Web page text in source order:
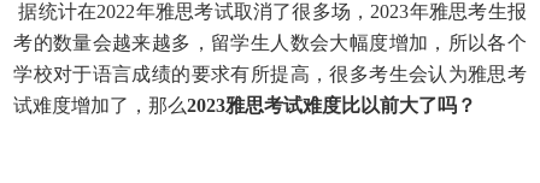
据统计在2022年雅思考试取消了很多场，2023年雅思考生报
考的数量会越来越多，留学生人数会大幅度增加，所以各个
学校对于语言成绩的要求有所提高，很多考生会认为雅思考
试难度增加了，那么2023雅思考试难度比以前大了吗？